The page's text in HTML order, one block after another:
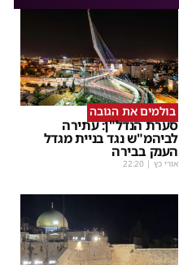
בולמים את הגובה
סערת הנדל"ן: עתירה
לביהמ"ש נגד בניית מגדל
הענק בבירה
אורי כץ |
22:20